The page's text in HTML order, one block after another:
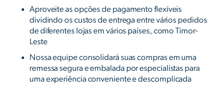
Aproveite as opções de pagamento flexíveis
dividindo os custos de entrega entre vários pedidos
de diferentes lojas em vários países, como Timor-
Leste
Nossa equipe consolidará suas compras em uma
remessa segura e embalada por especialistas para
uma experiência conveniente e descomplicada